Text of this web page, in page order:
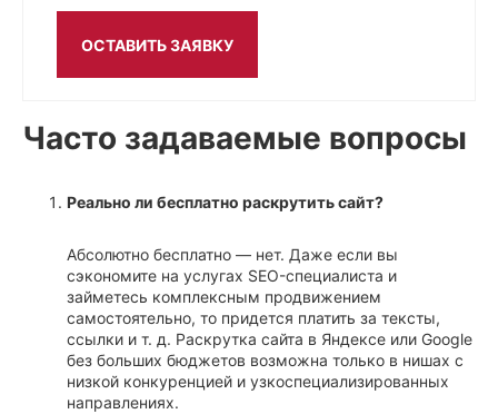
ОСТАВИТЬ ЗАЯВКУ
Часто задаваемые вопросы
Реально ли бесплатно раскрутить сайт?
Абсолютно бесплатно — нет. Даже если вы
сэкономите на услугах SEO-специалиста и
займетесь комплексным продвижением
самостоятельно, то придется платить за тексты,
ссылки и т. д. Раскрутка сайта в Яндексе или Google
без больших бюджетов возможна только в нишах с
низкой конкуренцией и узкоспециализированных
направлениях.